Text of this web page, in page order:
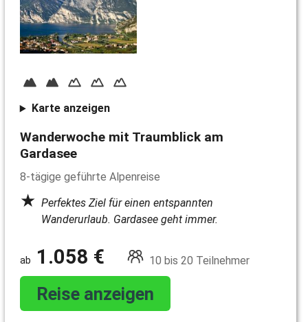
Karte anzeigen
Wanderwoche mit Traumblick am
Gardasee
8-tägige geführte Alpenreise
Perfektes Ziel für einen entspannten
Wanderurlaub. Gardasee geht immer.
1.058 € 10 bis 20 Teilnehmer
Reise anzeigen